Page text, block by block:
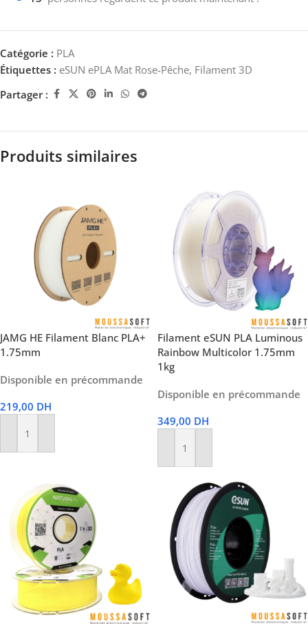
Catégorie : PLA
Étiquettes : eSUN ePLA Mat Rose-Pêche, Filament 3D
Partager :
Produits similaires
JAMG HE Filament Blanc PLA+
1.75mm
Disponible en précommande
219,00 DH
Ajouter Au Panier
Filament eSUN PLA Luminous
Rainbow Multicolor 1.75mm
1kg
Disponible en précommande
349,00 DH
Ajouter Au Panier